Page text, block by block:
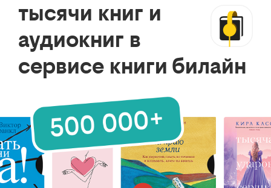
тысячи книг и
аудиокниг в
сервисе книги билайн